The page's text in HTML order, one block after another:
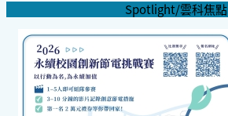
Spotlight/雲科焦點